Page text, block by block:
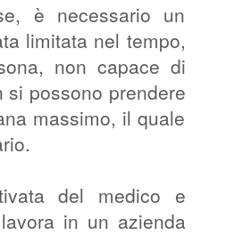
è necessario un
limitata nel tempo,
non capace di
possono prendere
massimo, il quale
del medico e
in un azienda